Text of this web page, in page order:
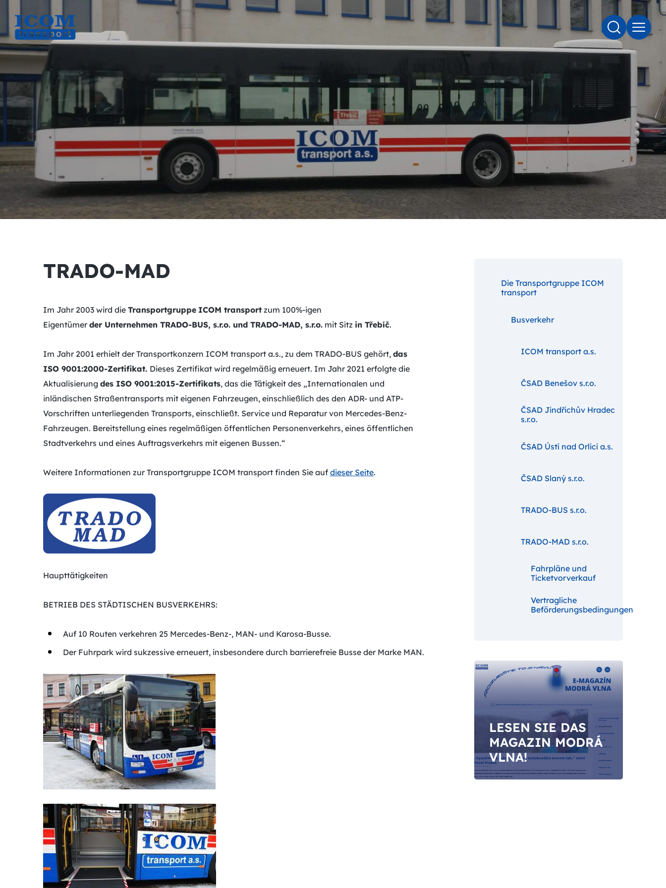
SUCHEMENÜ
Die Transportgruppe ICOM
transport
Busverkehr
ICOM transport a.s.
ČSAD Benešov s.r.o.
ČSAD Jindřichův Hradec
s.r.o.
ČSAD Ústí nad Orlicí a.s.
ČSAD Slaný s.r.o.
TRADO-BUS s.r.o.
TRADO-MAD s.r.o.
Fahrpläne und
Ticketvorverkauf
Vertragliche
Beförderungsbedingungen
TRADO-MAD
Im Jahr 2003 wird die Transportgruppe ICOM transport zum 100%-igen
Eigentümer der Unternehmen TRADO-BUS, s.r.o. und TRADO-MAD, s.r.o. mit Sitz in Třebíč.
Im Jahr 2001 erhielt der Transportkonzern ICOM transport a.s., zu dem TRADO-BUS gehört, das
ISO 9001:2000-Zertifikat. Dieses Zertifikat wird regelmäßig erneuert. Im Jahr 2021 erfolgte die
Aktualisierung des ISO 9001:2015-Zertifikats, das die Tätigkeit des „Internationalen und
inländischen Straßentransports mit eigenen Fahrzeugen, einschließlich des den ADR- und ATP-
Vorschriften unterliegenden Transports, einschließt. Service und Reparatur von Mercedes-Benz-
Fahrzeugen. Bereitstellung eines regelmäßigen öffentlichen Personenverkehrs, eines öffentlichen
Stadtverkehrs und eines Auftragsverkehrs mit eigenen Bussen.“
Weitere Informationen zur Transportgruppe ICOM transport finden Sie auf dieser Seite.
Haupttätigkeiten
BETRIEB DES STÄDTISCHEN BUSVERKEHRS:
Auf 10 Routen verkehren 25 Mercedes-Benz-, MAN- und Karosa-Busse.
Der Fuhrpark wird sukzessive erneuert, insbesondere durch barrierefreie Busse der Marke MAN.
LESEN SIE DAS
MAGAZIN MODRÁ
VLNA!